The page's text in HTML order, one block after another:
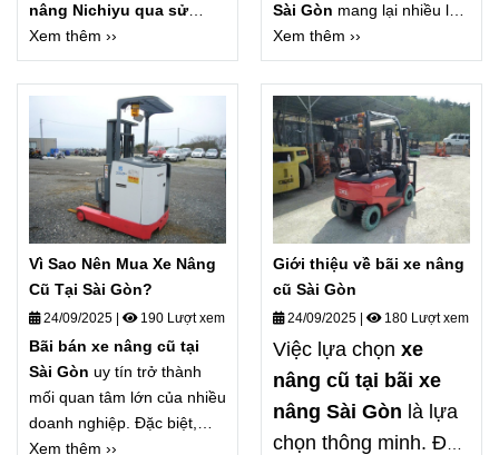
nâng Nichiyu qua sử
dụngđang trở thành lựa
chọn hàng đầu của nhiều
doanh nghiệp tại Việt Nam,
đặc biệt là khu vực Sài
Gòn. Với chất lượng bền bỉ,
hiệu suất cao và giá thành
hợp lý, dòng xe nâng điện
Nichiyu cũ từ Nhật Bản
đang chiếm lĩnh thị trường.
Xem thêm ››
Sài Gòn mang lại nhiều lợi
ích cho doanh nghiệp, từ
tiết kiệm chi phí đến hiệu
quả vận hành. Với uy tín
lâu năm,G-MAC Việt Nam
tự hào là đơn vị chuyên
cung cấpxe nâng điện
Nichiyu cũ bãi Nhậtchất
lượng cao, giúp khách hàng
an tâm đầu tư và tối ưu
hoạt động sản xuất.
Xem thêm ››
Vì Sao Nên Mua Xe Nâng
Cũ Tại Sài Gòn?
24/09/2025 190 Lượt xem
Bãi bán xe nâng cũ tại
Sài Gòn uy tín trở thành
mối quan tâm lớn của nhiều
doanh nghiệp. Đặc biệt,
những thương hiệu nổi
Xem thêm ››
Giới thiệu về bãi xe nâng
cũ Sài Gòn
24/09/2025 180 Lượt xem
Việc lựa chọn xe
nâng cũ tại bãi xe
nâng Sài Gòn là lựa
chọn thông minh. Đặc